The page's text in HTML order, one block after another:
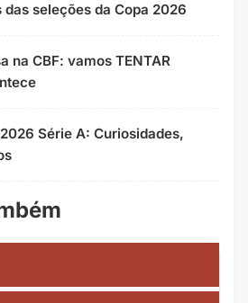
seleções da Copa 2026
na CBF: vamos TENTAR
Série A: Curiosidades,